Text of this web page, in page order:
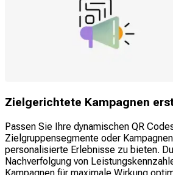
Zielgerichtete Kampagnen
Passen Sie Ihre dynamischen QR
Zielgruppensegmente oder
personalisierte Erlebnisse zu bieten.
Nachverfolgung von